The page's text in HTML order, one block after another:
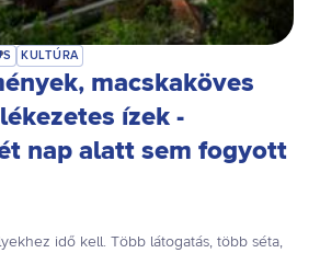
KULTÚRA
macskaköves
ízek -
nap alatt sem fogyott
idő kell. Több látogatás, több séta,